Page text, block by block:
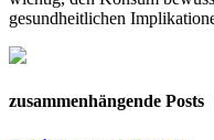
gesundheitlichen
zusammenhängende Posts